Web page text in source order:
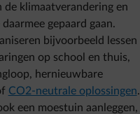
de klimaatverandering en
gepaard gaan.
bijvoorbeeld lessen
op school en thuis,
hernieuwbare
CO2-neutrale oplossingen.
een moestuin aanleggen,